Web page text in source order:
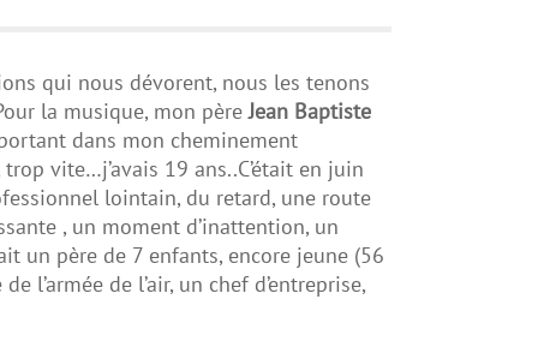
qui nous dévorent, nous les tenons
la musique, mon pèreJean Baptiste
dans mon cheminement
vite…j’avais 19 ans..C’était en juin
lointain, du retard, une route
, un moment d’inattention, un
un père de 7 enfants, encore jeune (56
l’armée de l’air, un chef d’entreprise,